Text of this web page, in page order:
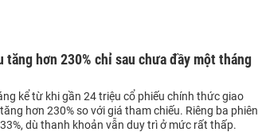
tăng hơn 230% chỉ sau chưa đầy một tháng
kể từ khi gần 24 triệu cổ phiếu chính thức giao
hơn 230% so với giá tham chiếu. Riêng ba phiên
dù thanh khoản vẫn duy trì ở mức rất thấp.